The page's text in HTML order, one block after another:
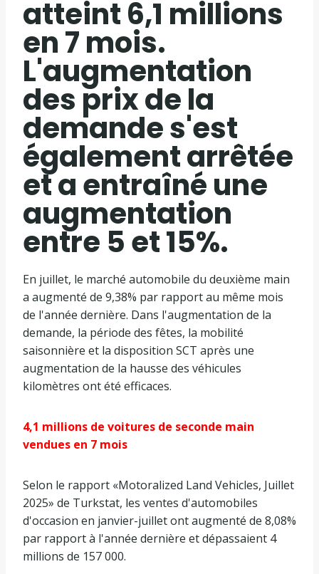
atteint 6,1 millions
en 7 mois.
L'augmentation
des prix de la
demande s'est
également arrêtée
et a entraîné une
augmentation
entre 5 et 15%.
En juillet, le marché automobile du deuxième main
a augmenté de 9,38% par rapport au même mois
de l'année dernière. Dans l'augmentation de la
demande, la période des fêtes, la mobilité
saisonnière et la disposition SCT après une
augmentation de la hausse des véhicules
kilomètres ont été efficaces.
4,1 millions de voitures de seconde main
vendues en 7 mois
Selon le rapport «Motoralized Land Vehicles, Juillet
2025» de Turkstat, les ventes d'automobiles
d'occasion en janvier-juillet ont augmenté de 8,08%
par rapport à l'année dernière et dépassaient 4
millions de 157 000.